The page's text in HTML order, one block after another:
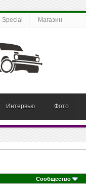
Special Магазин
Интервью Фото
Сообщество